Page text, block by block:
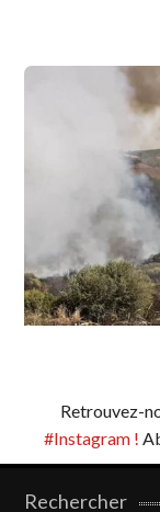
Retrouvez-
#Instagram !
Rechercher